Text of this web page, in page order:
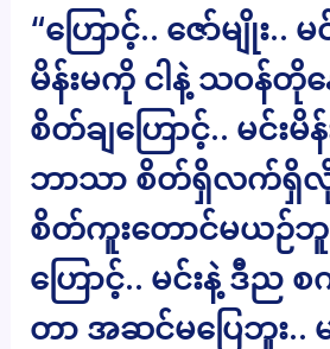
“ဟြောင့်.. ဇော်မျိုး..
မိန်းမကို ငါနဲ့ သဝန်တို
စိတ်ချဟြောင့်.. မင်းမိ
ဘာသာ စိတ်ရှိလက်ရှိလိုး
စိတ်ကူးတောင်မယဉ်ဘူး
ဟြောင့်.. မင်းနဲ့ ဒီည စ
တာ အဆင်မပြေဘူး..